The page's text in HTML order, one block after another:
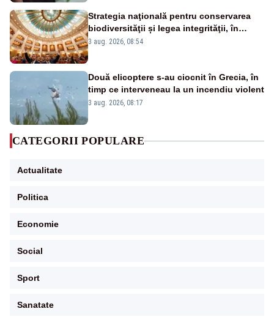
Strategia naţională pentru conservarea
biodiversităţii și legea integrităţii, în
dezbatere
3 aug. 2026, 08:54
Două elicoptere s-au ciocnit în Grecia, în
timp ce interveneau la un incendiu violent
3 aug. 2026, 08:17
CATEGORII POPULARE
Actualitate
Politica
Economie
Social
Sport
Sanatate